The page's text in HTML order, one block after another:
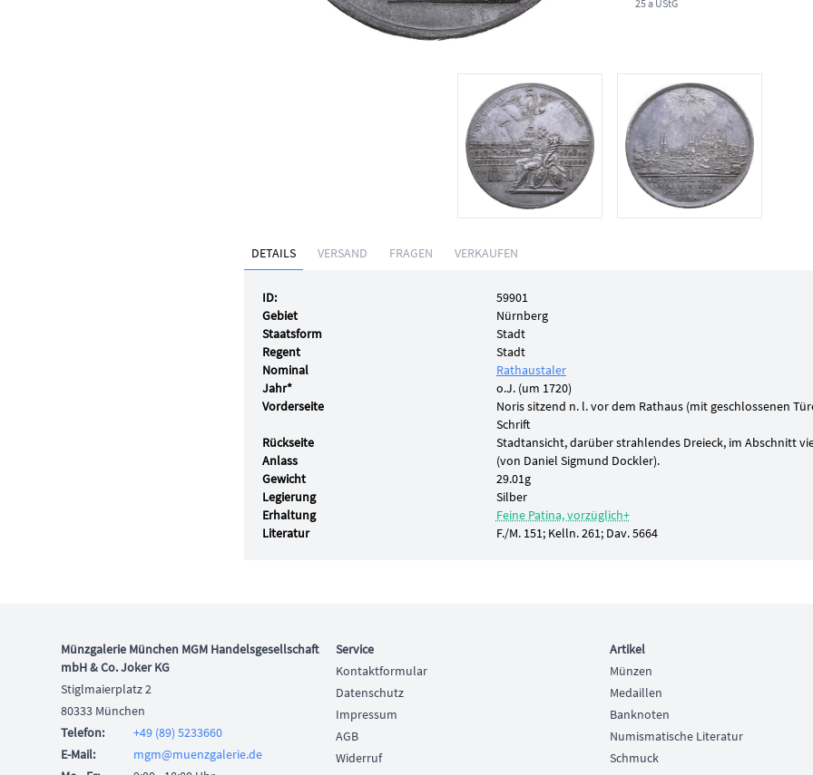
25 a UStG
DETAILS VERSAND FRAGEN VERKAUFEN
ID:
59901
Gebiet
Nürnberg
Staatsform
Stadt
Regent
Stadt
Nominal
Rathaustaler
Jahr*
o.J. (um 1720)
Vorderseite
Noris sitzend n. l. vor dem Rathaus (mit geschlossenen
Schrift
Rückseite
Stadtansicht, darüber strahlendes Dreieck, im Abschnitt
Anlass
(von Daniel Sigmund Dockler).
Gewicht
29.01g
Legierung
Silber
Erhaltung
Feine Patina, vorzüglich+
Literatur
F./M. 151; Kelln. 261; Dav. 5664
Münzgalerie München MGM Handelsgesellschaft
mbH & Co. Joker KG
Stiglmaierplatz 2
80333 München
Telefon:
+49 (89) 5233660
E-Mail:
mgm@muenzgalerie.de
Service
Kontaktformular
Datenschutz
Impressum
AGB
Widerruf
Artikel
Münzen
Medaillen
Banknoten
Numismatische Literatur
Schmuck